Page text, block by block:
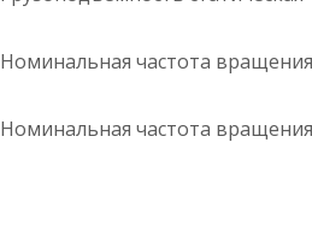
Номинальная частота
Номинальная частота